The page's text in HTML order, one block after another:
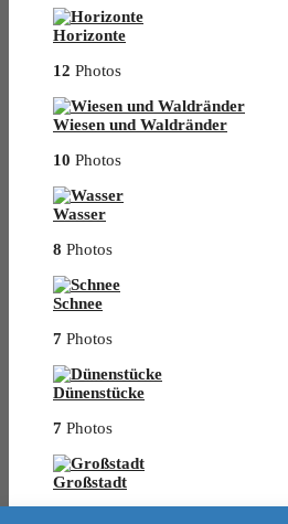
Horizonte
12 Photos
Wiesen und Waldränder
10 Photos
Wasser
8 Photos
Schnee
7 Photos
Dünenstücke
7 Photos
Großstadt